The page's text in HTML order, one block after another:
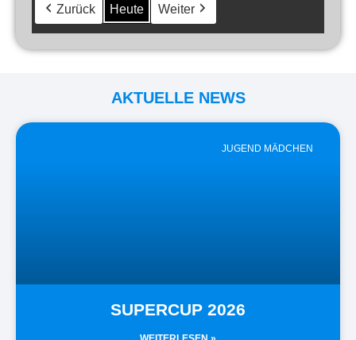
Zurück Heute Weiter
AKTUELLE NEWS
JUGEND MÄDCHEN
SUPERCUP 2026